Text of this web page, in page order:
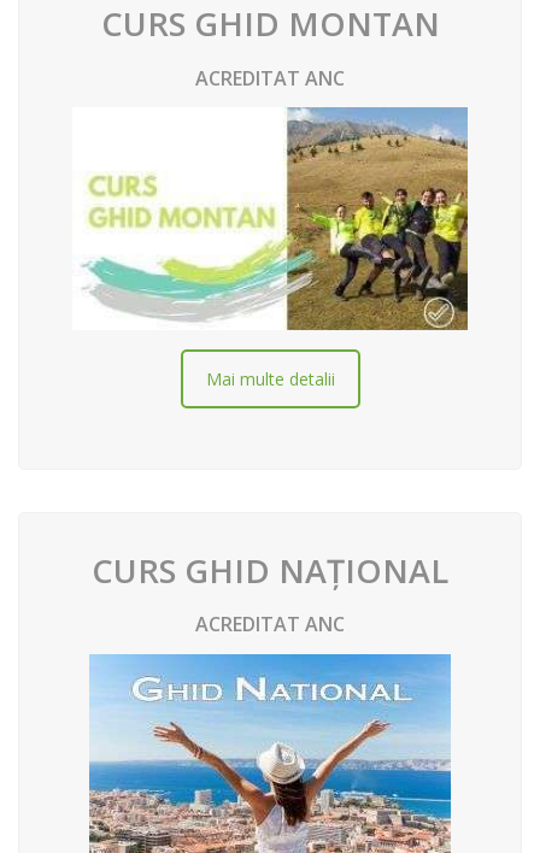
CURS GHID MONTAN
ACREDITAT ANC
Mai multe detalii
CURS GHID NAȚIONAL
ACREDITAT ANC